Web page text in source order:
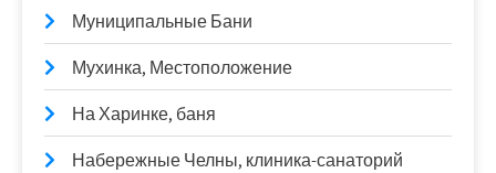
Муниципальные Бани
Мухинка, Местоположение
На Харинке, баня
Набережные Челны, клиника-санаторий